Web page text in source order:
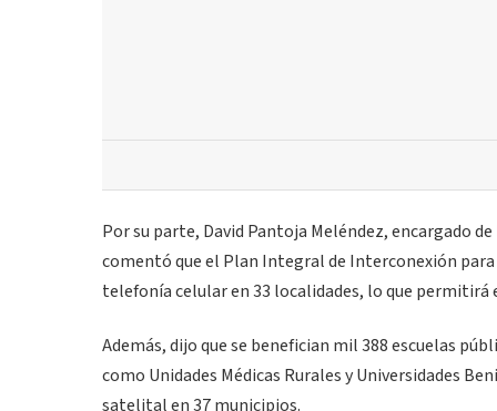
Por su parte, David Pantoja Meléndez, encargado
comentó que el Plan Integral de Interconexión
telefonía celular en 33 localidades, lo que
Además, dijo que se benefician mil 388 escuelas
como Unidades Médicas Rurales y Universidades
satelital en 37 municipios.